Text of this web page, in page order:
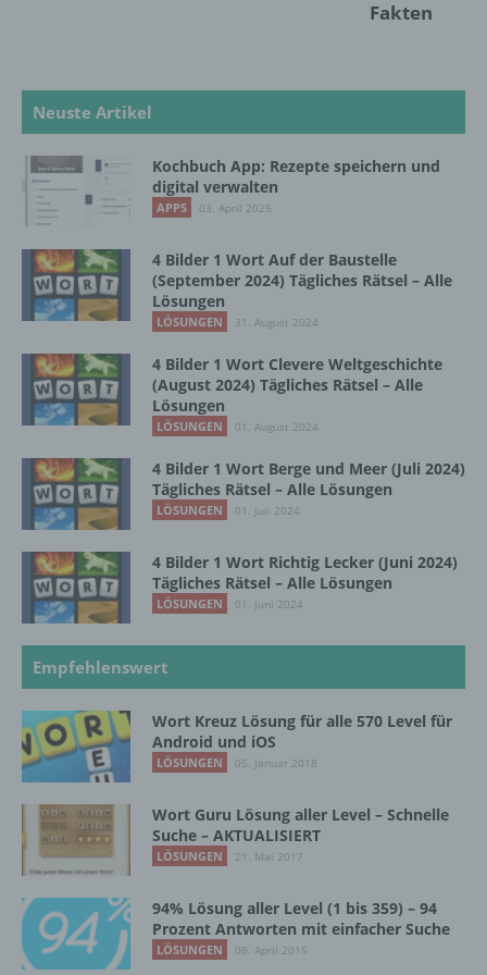
Fakten
Neuste Artikel
Kochbuch App: Rezepte speichern und
digital verwalten
APPS 03. April 2025
4 Bilder 1 Wort Auf der Baustelle
(September 2024) Tägliches Rätsel – Alle
Lösungen
LÖSUNGEN 31. August 2024
4 Bilder 1 Wort Clevere Weltgeschichte
(August 2024) Tägliches Rätsel – Alle
Lösungen
LÖSUNGEN 01. August 2024
4 Bilder 1 Wort Berge und Meer (Juli 2024)
Tägliches Rätsel – Alle Lösungen
LÖSUNGEN 01. Juli 2024
4 Bilder 1 Wort Richtig Lecker (Juni 2024)
Tägliches Rätsel – Alle Lösungen
LÖSUNGEN 01. Juni 2024
Empfehlenswert
Wort Kreuz Lösung für alle 570 Level für
Android und iOS
LÖSUNGEN 05. Januar 2018
Wort Guru Lösung aller Level – Schnelle
Suche – AKTUALISIERT
LÖSUNGEN 21. Mai 2017
94% Lösung aller Level (1 bis 359) – 94
Prozent Antworten mit einfacher Suche
LÖSUNGEN 09. April 2015
Auslesen, das Abfragen, die Verwendung,
Löschen oder die Vernichtung.
d) Einschränkung der Verarbeitung
Markierung gespeicherter
personenbezogener Daten mit dem Ziel, ihre
künftige Verarbeitung einzuschränken.
e) Profiling
Profiling ist jede Art der automatisierten
Verarbeitung personenbezogener Daten, die
darin besteht, dass diese
personenbezogenen Daten verwendet
werden, um bestimmte persönliche Aspekte,
zu bewerten, insbesondere, um Aspekte
bezüglich Arbeitsleistung, wirtschaftlicher
Lage, Gesundheit, persönlicher Vorlieben,
natürlichen Person zu analysieren oder
f) Pseudonymisierung
Pseudonymisierung ist die Verarbeitung
personenbezogener Daten in einer Weise,
auf welche die personenbezogenen Daten
Informationen nicht mehr einer spezifischen
betroffenen Person zugeordnet werden
können, sofern diese zusätzlichen